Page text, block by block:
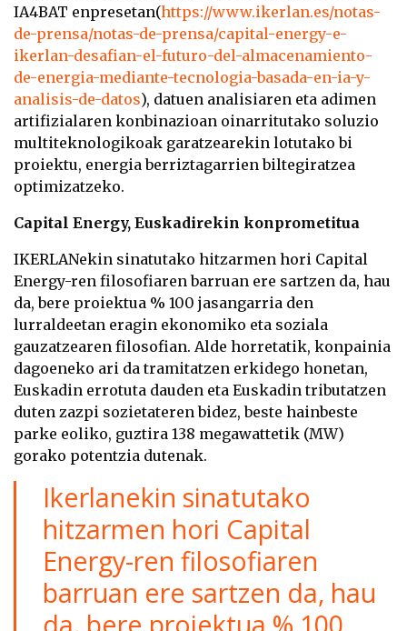
IA4BAT enpresetan(https://www.ikerlan.es/notas-
de-prensa/notas-de-prensa/capital-energy-e-
ikerlan-desafian-el-futuro-del-almacenamiento-
de-energia-mediante-tecnologia-basada-en-ia-y-
analisis-de-datos), datuen analisiaren eta adimen
artifizialaren konbinazioan oinarritutako soluzio
multiteknologikoak garatzearekin lotutako bi
proiektu, energia berriztagarrien biltegiratzea
optimizatzeko.
Capital Energy, Euskadirekin konprometitua
IKERLANekin sinatutako hitzarmen hori Capital
Energy-ren filosofiaren barruan ere sartzen da, hau
da, bere proiektua % 100 jasangarria den
lurraldeetan eragin ekonomiko eta soziala
gauzatzearen filosofian. Alde horretatik, konpainia
dagoeneko ari da tramitatzen erkidego honetan,
Euskadin errotuta dauden eta Euskadin tributatzen
duten zazpi sozietateren bidez, beste hainbeste
parke eoliko, guztira 138 megawattetik (MW)
gorako potentzia dutenak.
Ikerlanekin sinatutako
hitzarmen hori Capital
Energy-ren filosofiaren
barruan ere sartzen da, hau
da, bere proiektua % 100